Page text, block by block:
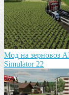
Мод на зeрновоз
Simulator 22